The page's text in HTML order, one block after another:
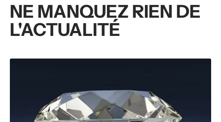
NE MANQUEZ RIEN DE
L'ACTUALITÉ